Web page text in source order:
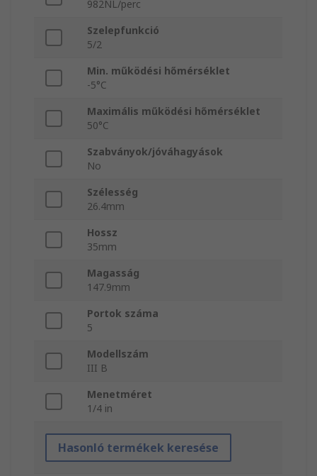
982NL/perc
Szelepfunkció
5/2
Min. működési hőmérséklet
-5°C
Maximális működési hőmérséklet
50°C
Szabványok/jóváhagyások
No
Szélesség
26.4mm
Hossz
35mm
Magasság
147.9mm
Portok száma
5
Modellszám
III B
Menetméret
1/4 in
Hasonló termékek keresése